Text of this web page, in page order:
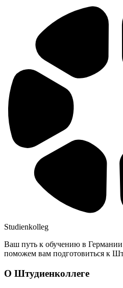
Studienkolleg
Ваш путь к обучению в
поможем вам подготовиться к
О Штудиенколлеге